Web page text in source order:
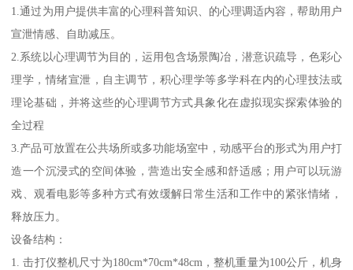
1.通过为用户提供丰富的心理科普知识、的心理调适内容，帮助用户
宣泄情感、自助减压。
2.系统以心理调节为目的，运用包含场景陶冶，潜意识疏导，色彩心
理学，情绪宣泄，自主调节，积心理学等多学科在内的心理技法或
理论基础，并将这些的心理调节方式具象化在虚拟现实探索体验的
全过程
3.产品可放置在公共场所或多功能场室中，动感平台的形式为用户打
造一个沉浸式的空间体验，营造出安全感和舒适感；用户可以玩游
戏、观看电影等多种方式有效缓解日常生活和工作中的紧张情绪，
释放压力。
设备结构：
1. 击打仪整机尺寸为180cm*70cm*48cm，整机重量为100公斤，机身